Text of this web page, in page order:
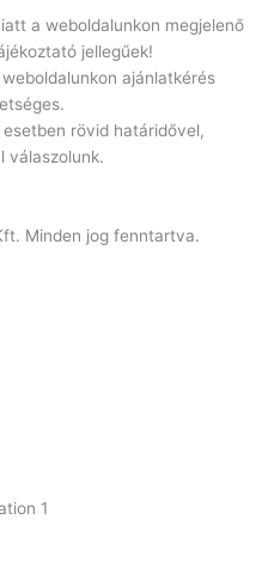
a weboldalunkon megjelenő
jellegűek!
ajánlatkérés
rövid határidővel,
válaszolunk.
Minden jog fenntartva.